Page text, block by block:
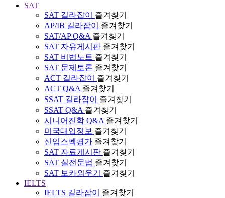
SAT
SAT 길라잡이
즐겨찾기
AP/IB 길라잡이
즐겨찾기
SAT/AP Q&A 즐겨찾기
SAT 자유게시판 즐겨찾기
SAT 비법노트 즐겨찾기
SAT 문제토론 즐겨찾기
ACT 길라잡이
즐겨찾기
ACT Q&A 즐겨찾기
SSAT 길라잡이
즐겨찾기
SSAT Q&A 즐겨찾기
시니어진학 Q&A 즐겨찾기
미국대입정보 즐겨찾기
신입스펙평가 즐겨찾기
SAT 자료게시판 즐겨찾기
SAT 실전문법 즐겨찾기
SAT 보카외우기
즐겨찾기
IELTS
IELTS 길라잡이
즐겨찾기